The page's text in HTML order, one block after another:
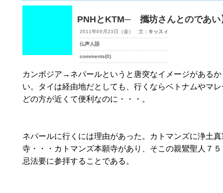
PNHとKTM─ 攜坊さんとのであい
2011年09月23日（金） 文： キッスィ
仏声人語
comments(0)
カンボジア→ネパールというと唐突なイメージがある
い。タイは経由地だとしても、行くならベトナムやマ
どの方が近くて便利なのに・・・。
ネパールに行くには理由があった。カトマンズに浄土
寺・・・カトマンズ本願寺があり、そこの親鸞聖人７
忌法要に参拝することである。